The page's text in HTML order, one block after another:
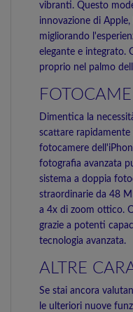
vibranti. Questo
innovazione di
migliorando
elegante e integrato.
proprio nel palmo
Dimentica la
scattare
fotocamere
fotografia avanzata
sistema a doppia
straordinarie da 48
a 4x di zoom ottico.
grazie a potenti
tecnologia avanzata.
ALTRE
Se stai ancora
le ulteriori nuove